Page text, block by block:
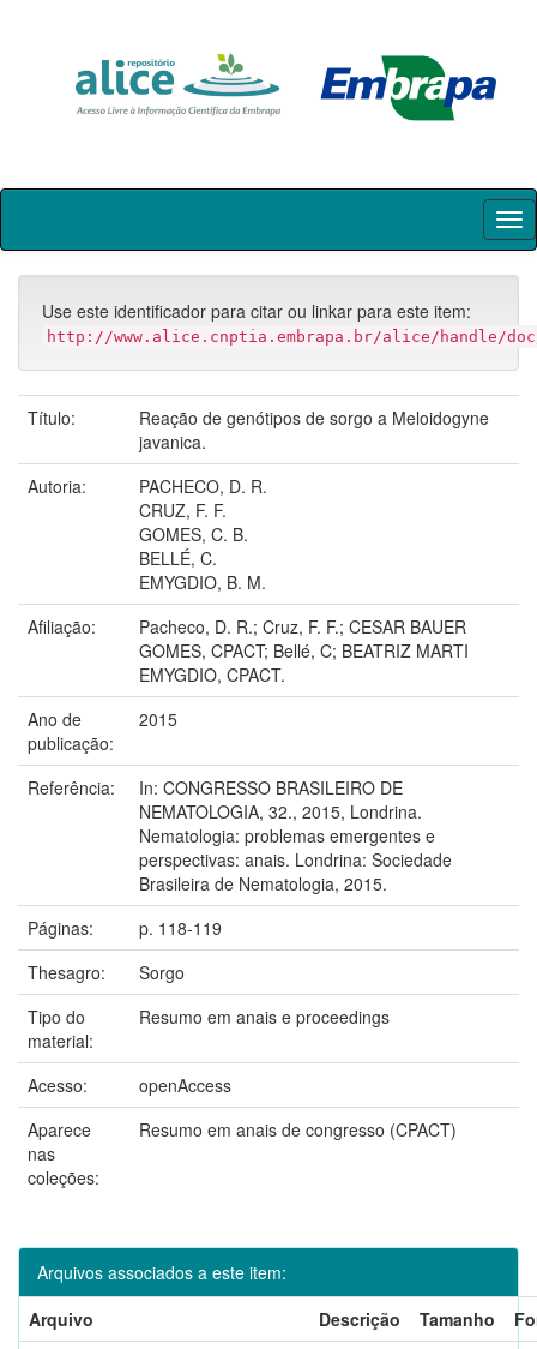
Skip
Use este identificador para citar ou linkar para este item:
http://www.alice.cnptia.embrapa.br/alice/handle/doc/
Título:
Reação de genótipos de sorgo a Meloidogyne
javanica.
Autoria:
PACHECO, D. R.
CRUZ, F. F.
GOMES, C. B.
BELLÉ, C.
EMYGDIO, B. M.
Afiliação:
Pacheco, D. R.; Cruz, F. F.; CESAR BAUER
GOMES, CPACT; Bellé, C; BEATRIZ MARTI
EMYGDIO, CPACT.
Ano de
publicação:
2015
Referência:
In: CONGRESSO BRASILEIRO DE
NEMATOLOGIA, 32., 2015, Londrina.
Nematologia: problemas emergentes e
perspectivas: anais. Londrina: Sociedade
Brasileira de Nematologia, 2015.
Páginas:
p. 118-119
Thesagro:
Sorgo
Tipo do
material:
Resumo em anais e proceedings
Acesso:
openAccess
Aparece
nas
coleções:
Resumo em anais de congresso (CPACT)
Arquivos associados a este item:
Arquivo
Descrição Tamanho